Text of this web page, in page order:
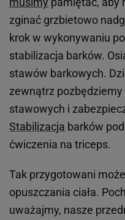
zginać grzbietowo
krok w wykonywaniu
stabilizacja barków.
stawów barkowych.
zewnątrz
stawowych i
Stabilizacja barków
ćwiczenia na triceps.
Tak przygotowani
opuszczania ciała.
uważajmy, nasze